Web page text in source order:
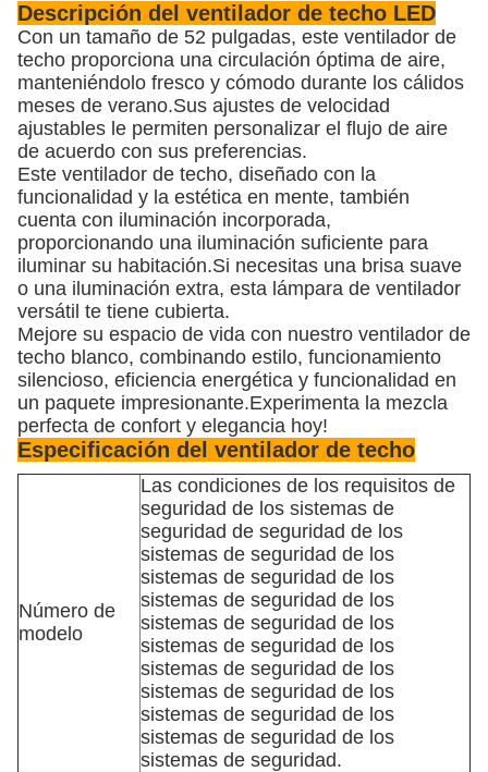
Descripción del ventilador de techo LED
Con un tamaño de 52 pulgadas, este ventilador de
techo proporciona una circulación óptima de aire,
manteniéndolo fresco y cómodo durante los cálidos
meses de verano.Sus ajustes de velocidad
ajustables le permiten personalizar el flujo de aire
de acuerdo con sus preferencias.
Este ventilador de techo, diseñado con la
funcionalidad y la estética en mente, también
cuenta con iluminación incorporada,
proporcionando una iluminación suficiente para
iluminar su habitación.Si necesitas una brisa suave
o una iluminación extra, esta lámpara de ventilador
versátil te tiene cubierta.
Mejore su espacio de vida con nuestro ventilador de
techo blanco, combinando estilo, funcionamiento
silencioso, eficiencia energética y funcionalidad en
un paquete impresionante.Experimenta la mezcla
perfecta de confort y elegancia hoy!
Especificación del ventilador de techo
Número de
modelo
Las condiciones de los requisitos de
seguridad de los sistemas de
seguridad de seguridad de los
sistemas de seguridad de los
sistemas de seguridad de los
sistemas de seguridad de los
sistemas de seguridad de los
sistemas de seguridad de los
sistemas de seguridad de los
sistemas de seguridad de los
sistemas de seguridad de los
sistemas de seguridad de los
sistemas de seguridad.